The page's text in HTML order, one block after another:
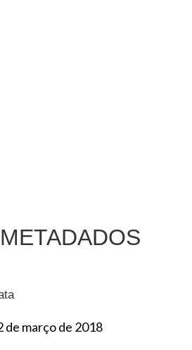
METADADOS
de março de 2018